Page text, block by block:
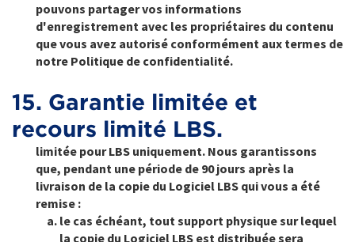
pouvons partager vos informations
d'enregistrement avec les propriétaires du contenu
que vous avez autorisé conformément aux termes de
notre Politique de confidentialité.
15. Garantie limitée et
recours limité LBS.
limitée pour LBS uniquement. Nous garantissons
que, pendant une période de 90 jours après la
livraison de la copie du Logiciel LBS qui vous a été
remise :
le cas échéant, tout support physique sur lequel
la copie du Logiciel LBS est distribuée sera